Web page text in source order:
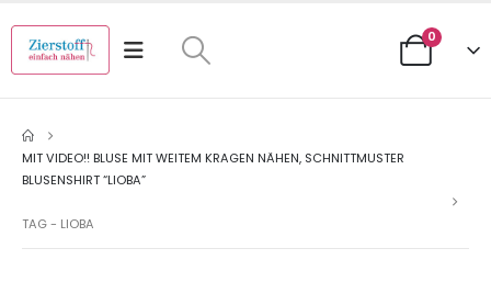
0
MIT VIDEO!! BLUSE MIT WEITEM KRAGEN NÄHEN, SCHNITTMUSTER
BLUSENSHIRT “LIOBA”
TAG - LIOBA